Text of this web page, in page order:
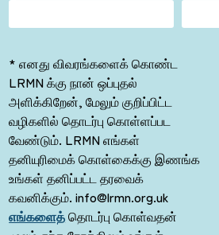
* எனது விவரங்களைக் கொண்ட
LRMN க்கு நான் ஒப்புதல்
அளிக்கிறேன், மேலும் குறிப்பிட்ட
வழிகளில் தொடர்பு கொள்ளப்பட
வேண்டும். LRMN எங்கள்
தனியுரிமைக் கொள்கைக்கு இணங்க
உங்கள் தனிப்பட்ட தரவைக்
கவனிக்கும். info@lrmn.org.uk
எங்களைத்தொடர்பு கொள்வதன்